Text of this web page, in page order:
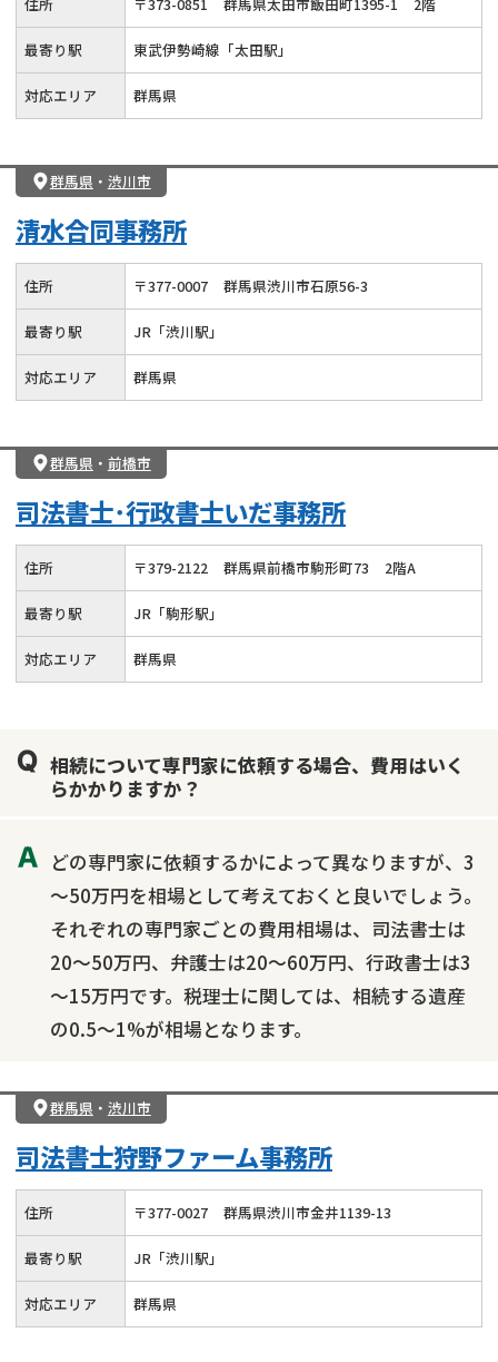
最寄り駅 東武伊勢崎線「太田駅」
対応エリア 群馬県
群馬県 ・ 渋川市
清水合同事務所
住所 〒377-0007 群馬県渋川市石原56-3
最寄り駅 JR「渋川駅」
対応エリア 群馬県
群馬県 ・ 前橋市
司法書士･行政書士いだ事務所
住所 〒379-2122 群馬県前橋市駒形町73 2階A
最寄り駅 JR「駒形駅」
対応エリア 群馬県
相続について専門家に依頼する場合、費用はいく
らかかりますか？
どの専門家に依頼するかによって異なりますが、3
～50万円を相場として考えておくと良いでしょう。
それぞれの専門家ごとの費用相場は、司法書士は
20～50万円、弁護士は20～60万円、行政書士は3
～15万円です。税理士に関しては、相続する遺産
の0.5～1%が相場となります。
群馬県 ・ 渋川市
司法書士狩野ファーム事務所
住所 〒377-0027 群馬県渋川市金井1139-13
最寄り駅 JR「渋川駅」
対応エリア 群馬県